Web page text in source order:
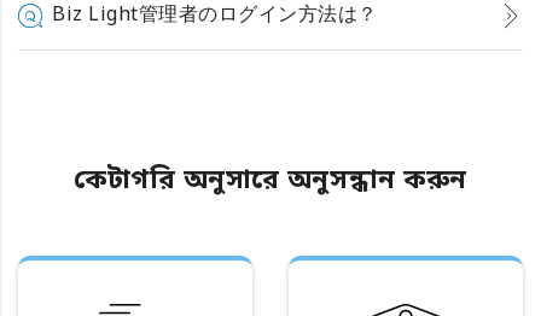
Biz Light管理者のログイン方法は？
কেটাগরি অনুসারে অনুসন্ধান করুন